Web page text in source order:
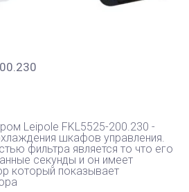
Leipole FKL5525-200.230 -
шкафов управления.
фильтра является то что его
секунды и он имеет
который показывает